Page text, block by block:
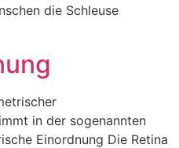
die Schleuse
in der sogenannten
Einordnung Die Retina